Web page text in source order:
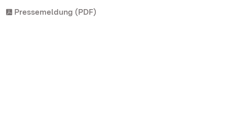
Pressemeldung (PDF)